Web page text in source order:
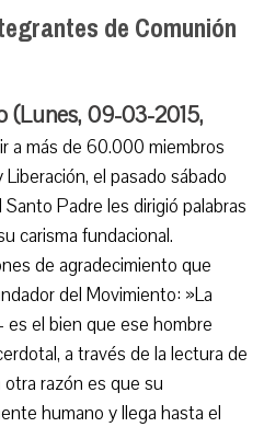
de Comunión
(Lunes, 09-03-2015,
a más de 60.000 miembros
el pasado sábado
Padre les dirigió palabras
carisma fundacional.
de agradecimiento que
del Movimiento: »La
es el bien que ese hombre
a través de la lectura de
razón es que su
humano y llega hasta el